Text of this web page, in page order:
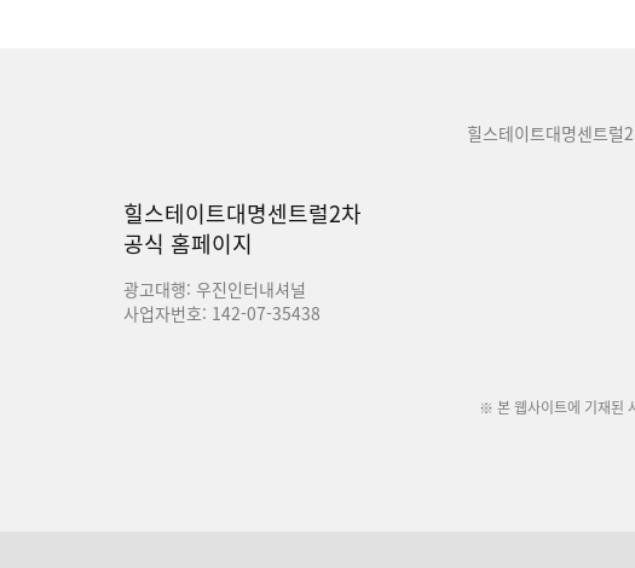
힐스테이트대명센트럴
힐스테이트대명센트럴2차
공식 홈페이지
광고대행: 우진인터내셔널
사업자번호: 142-07-35438
※ 본 웹사이트에 기재된